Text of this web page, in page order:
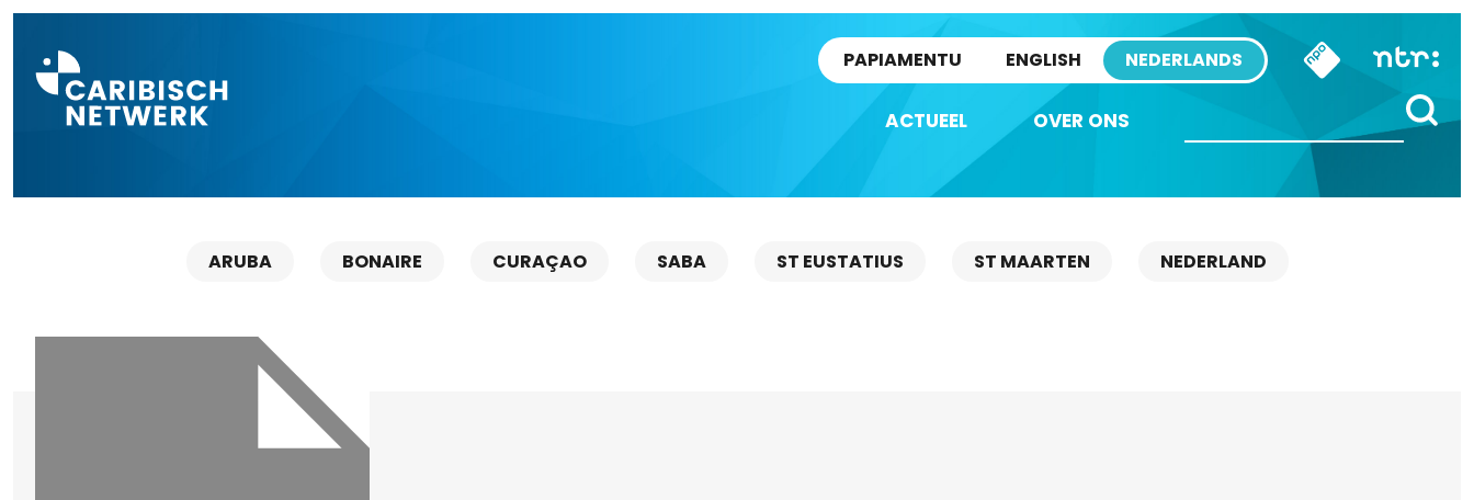
PAPIAMENTU ENGLISH NEDERLANDS
ACTUEEL OVER ONS
ARUBA BONAIRE CURAÇAO SABA ST EUSTATIUS ST MAARTEN NEDERLAND